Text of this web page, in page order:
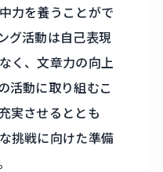
力を養うことがで
グ活動は自己表現
く、文章力の向上
活動に取り組むこ
実させるととも
挑戦に向けた準備